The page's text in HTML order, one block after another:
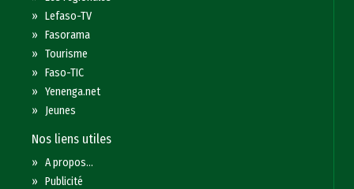
»Lefaso-TV
»Fasorama
»Tourisme
»Faso-TIC
»Yenenga.net
» Jeunes
Nos liens utiles
»A propos...
»Publicité